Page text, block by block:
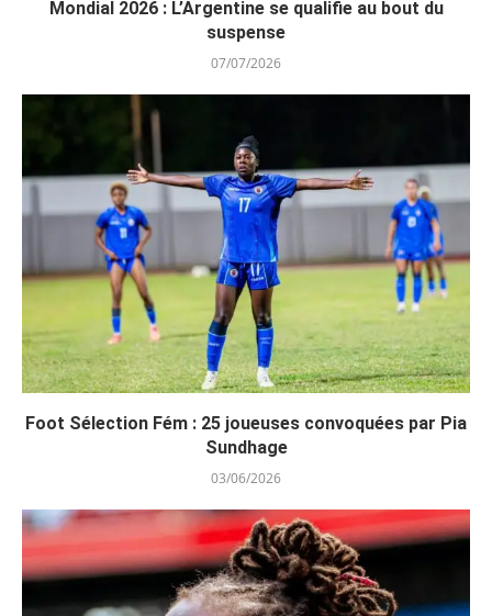
Mondial 2026 : L’Argentine se qualifie au bout du
suspense
07/07/2026
Foot Sélection Fém : 25 joueuses convoquées par Pia
Sundhage
03/06/2026